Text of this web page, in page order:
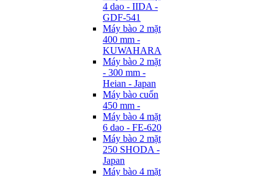
4 dao - IIDA -
GDF-541
Máy bào 2 mặt
400 mm -
KUWAHARA
Máy bào 2 mặt
- 300 mm -
Heian - Japan
Máy bào cuốn
450 mm -
Máy bào 4 mặt
6 dao - FE-620
Máy bào 2 mặt
250 SHODA -
Japan
Máy bào 4 mặt